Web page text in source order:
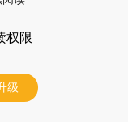
权限
级